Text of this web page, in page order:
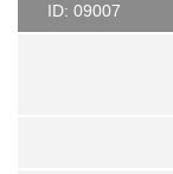
ID: 09007